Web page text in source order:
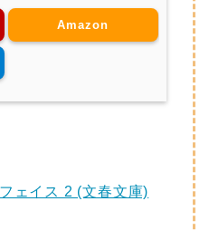
Amazon
ェイス 2 (文春文庫)